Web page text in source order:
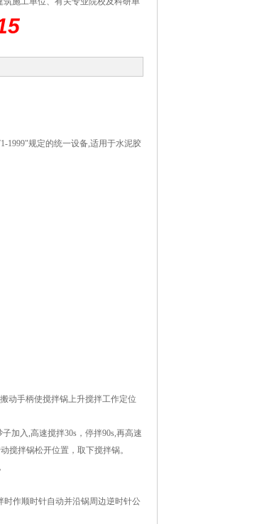
1999"规定的统一设备,适用于水泥胶
动手柄使搅拌锅上升搅拌工作定位
加入,高速搅拌30s，停拌90s,再高速
搅拌锅松开位置，取下搅拌锅。
作顺时针自动并沿锅周边逆时针公